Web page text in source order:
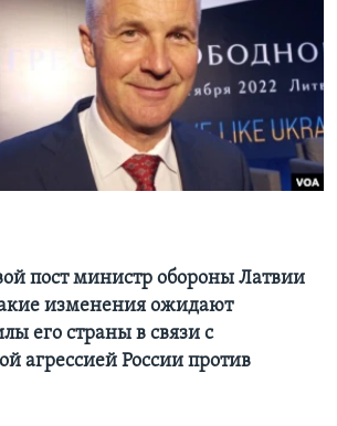
пост министр обороны Латвии
изменения ожидают
его страны в связи с
агрессией России против